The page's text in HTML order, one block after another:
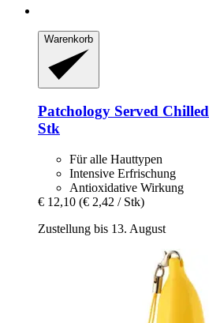
Warenkorb
Patchology Served
Stk
Für alle Hauttypen
Intensive Erfrischung
Antioxidative Wirkung
€ 12,10 (€ 2,42 / Stk)
Zustellung bis 13. August